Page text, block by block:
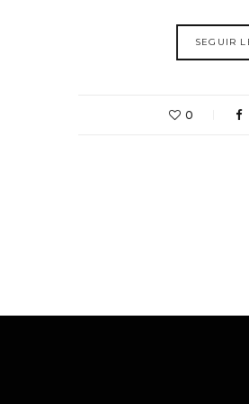
SEGUIR
0